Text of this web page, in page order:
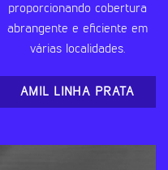
proporcionando cobertura
abrangente e eficiente em
várias localidades.
AMIL LINHA PRATA